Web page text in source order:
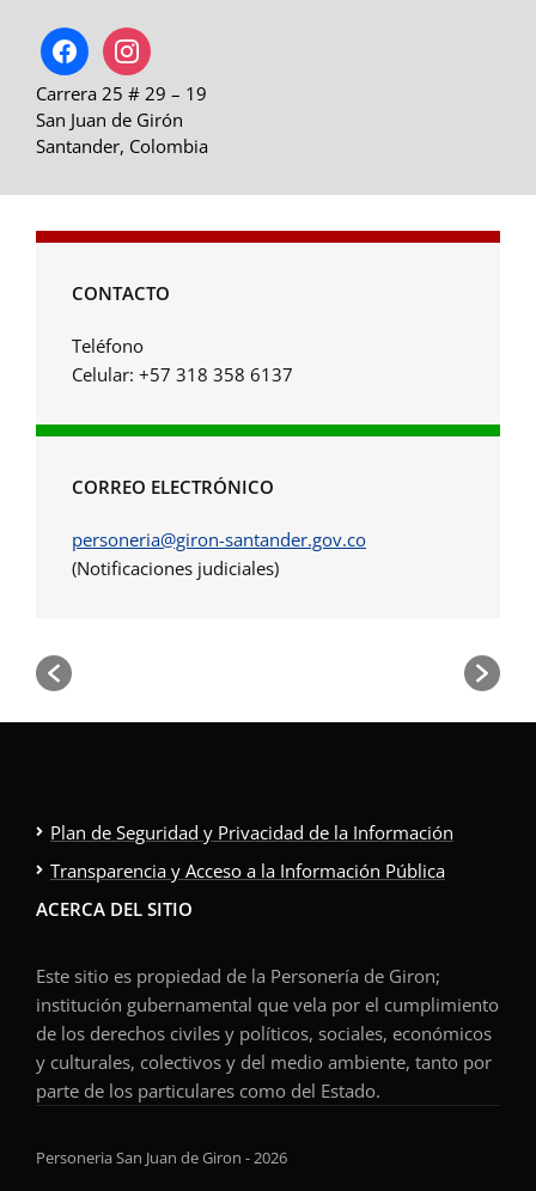
facebookinstagram
Carrera 25 # 29 – 19
San Juan de Girón
Santander, Colombia
CONTACTO
Teléfono
Celular: +57 318 358 6137
CORREO ELECTRÓNICO
personeria@giron-santander.gov.co
(Notificaciones judiciales)
Plan de Seguridad y Privacidad de la Información
Transparencia y Acceso a la Información Pública
ACERCA DEL SITIO
Este sitio es propiedad de la Personería de Giron;
institución gubernamental que vela por el cumplimiento
de los derechos civiles y políticos, sociales, económicos
y culturales, colectivos y del medio ambiente, tanto por
parte de los particulares como del Estado.
Personeria San Juan de Giron - 2026